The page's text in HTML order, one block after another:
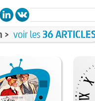
> voir les36